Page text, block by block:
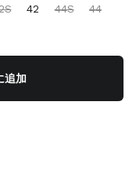
42 44S
44
追加